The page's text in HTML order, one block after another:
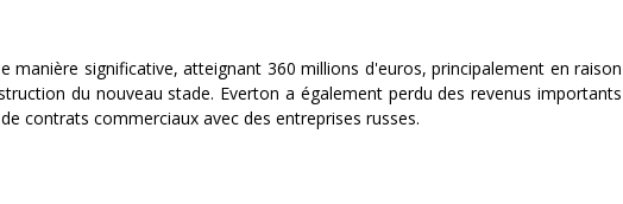
manière significative, atteignant 360 millions d'euros, principalement en raison
du nouveau stade. Everton a également perdu des revenus importants
contrats commerciaux avec des entreprises russes.